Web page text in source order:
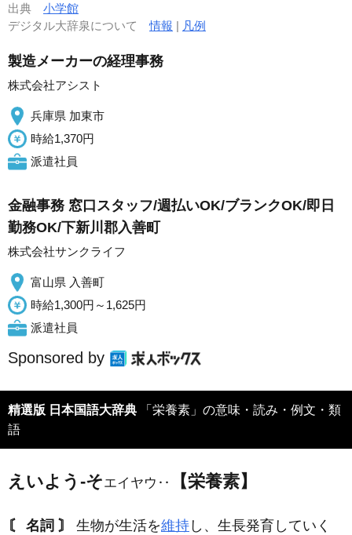
出典 小学館
デジタル大辞泉について情報 | 凡例
製造メーカーの経理事務
株式会社アシスト
兵庫県 加東市
時給1,370円
派遣社員
金融事務 窓口スタッフ/週払いOK/ブランクOK/即日
勤務OK/下新川郡入善町
株式会社サンクライフ
富山県 入善町
時給1,300円～1,625円
派遣社員
Sponsored by
精選版 日本国語大辞典
語
えいよう‐そエイヤウ‥ 【栄養素】
〘 名詞 〙 生物が生活を維持 し、生長発育していく